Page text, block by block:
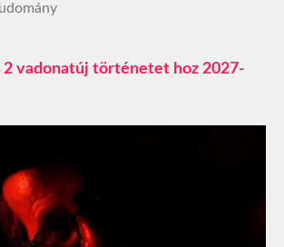
vadonatúj történetet hoz 2027-